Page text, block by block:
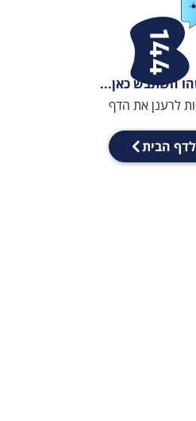
השתבש כאן...
לרענן את הדף
הבית